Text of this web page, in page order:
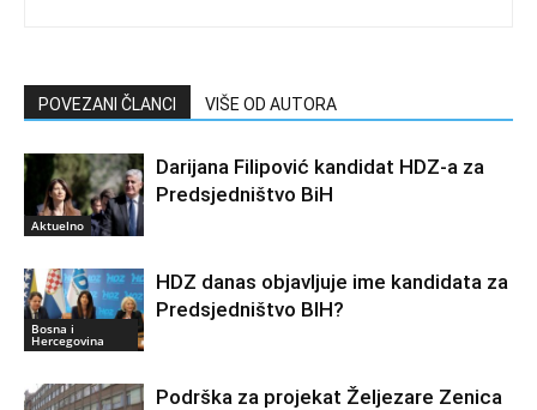
POVEZANI ČLANCI VIŠE OD AUTORA
Aktuelno
Darijana Filipović kandidat HDZ-a za
Predsjedništvo BiH
Bosna i
Hercegovina
HDZ danas objavljuje ime kandidata za
Predsjedništvo BIH?
Podrška za projekat Željezare Zenica